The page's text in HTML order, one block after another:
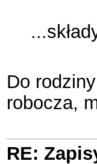
Do
robocza,
RE: